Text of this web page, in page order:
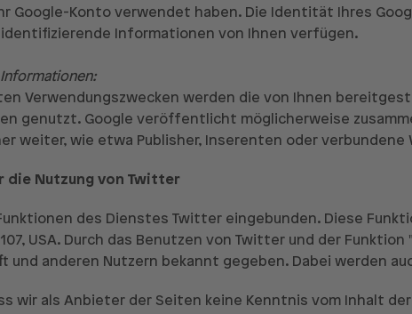
Google-Konto verwendet haben. Die Identität Ihres
identifizierende Informationen von Ihnen verfügen.
Verwendungszwecken werden die von Ihnen
genutzt. Google veröffentlicht möglicherweise
weiter, wie etwa Publisher, Inserenten oder verbundene
die Nutzung von Twitter
des Dienstes Twitter eingebunden. Diese
USA. Durch das Benutzen von Twitter und der
und anderen Nutzern bekannt gegeben. Dabei werden
wir als Anbieter der Seiten keine Kenntnis vom Inhalt